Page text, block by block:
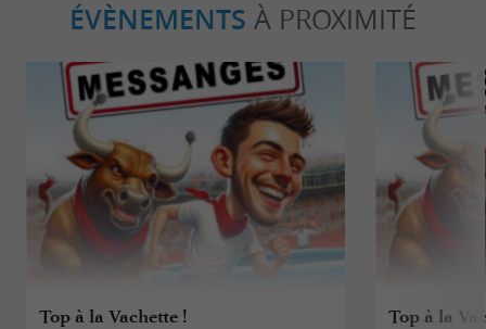
ÉVÈNEMENTS À PROXIMITÉ
Top à la Vachette ! Top à la